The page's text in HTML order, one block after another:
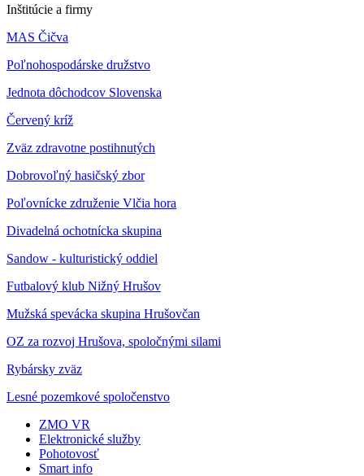
Inštitúcie a firmy
MAS Čičva
Poľnohospodárske družstvo
Jednota dôchodcov Slovenska
Červený kríž
Zväz zdravotne postihnutých
Dobrovoľný hasičský zbor
Poľovnícke združenie Vlčia hora
Divadelná ochotnícka skupina
Sandow - kulturistický oddiel
Futbalový klub Nižný Hrušov
Mužská spevácka skupina Hrušovčan
OZ za rozvoj Hrušova, spoločnými silami
Rybársky zväz
Lesné pozemkové spoločenstvo
ZMO VR
Elektronické služby
Pohotovosť
Smart info